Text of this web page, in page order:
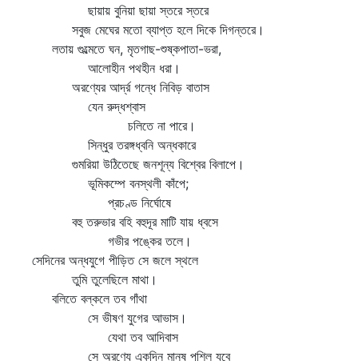
ছায়ায় বুনিয়া ছায়া স্তরে স্তরে
সবুজ মেঘের মতো ব্যাপ্ত হলে দিকে দিগন্তরে।
লতায় গুল্মেতে ঘন, মৃতগাছ-শুষ্কপাতা-ভরা,
আলোহীন পথহীন ধরা।
অরণ্যের আর্দ্র গন্ধে নিবিড় বাতাস
যেন রুদ্ধশ্বাস
চলিতে না পারে।
সিন্ধুর তরঙ্গধ্বনি অন্ধকারে
গুমরিয়া উঠিতেছে জনশূন্য বিশ্বের বিলাপে।
ভূমিকম্পে বনস্থলী কাঁপে;
প্রচণ্ড নির্ঘোষে
বহু তরুভার বহি বহুদূর মাটি যায় ধ্বসে
গভীর পঙ্কের তলে।
সেদিনের অন্ধযুগে পীড়িত সে জলে স্থলে
তুমি তুলেছিলে মাথা।
বলিতে বল্কলে তব গাঁথা
সে ভীষণ যুগের আভাস।
যেথা তব আদিবাস
সে অরণ্যে একদিন মানুষ পশিল যবে